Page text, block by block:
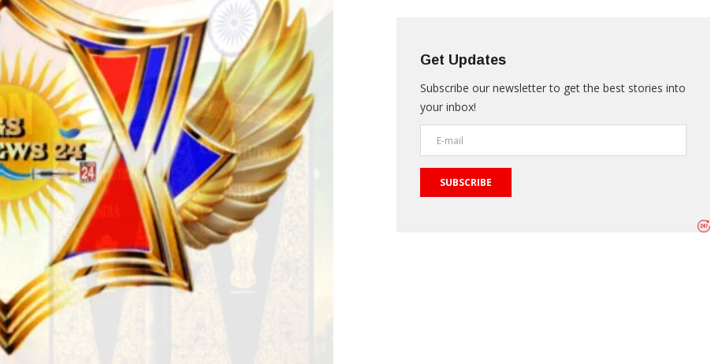
Get Updates
Subscribe our newsletter to get the best stories into
your inbox!
SUBSCRIBE